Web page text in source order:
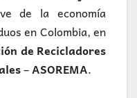
de la economía
en Colombia, en
de Recicladores
–ASOREMA.